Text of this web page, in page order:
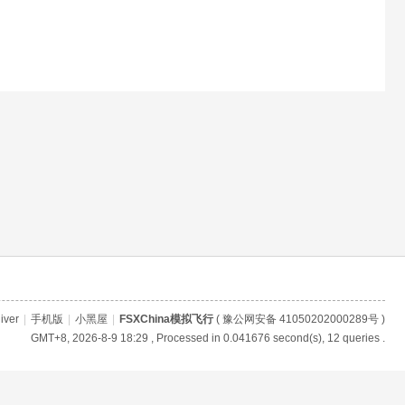
手机版 小黑屋 FSXChina模拟飞行( 豫公网安备 41050202000289号 )
GMT+8, 2026-8-9 18:29 , Processed in 0.041676 second(s), 12 queries .